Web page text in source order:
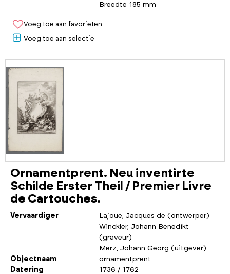
Breedte 185 mm
Voeg toe aan favorieten
Voeg toe aan selectie
Ornamentprent. Neu inventirte
Schilde Erster Theil / Premier Livre
de Cartouches.
Vervaardiger
Lajoüe, Jacques de (ontwerper)
Winckler, Johann Benedikt
(graveur)
Merz, Johann Georg (uitgever)
Objectnaam
ornamentprent
Datering
1736 / 1762